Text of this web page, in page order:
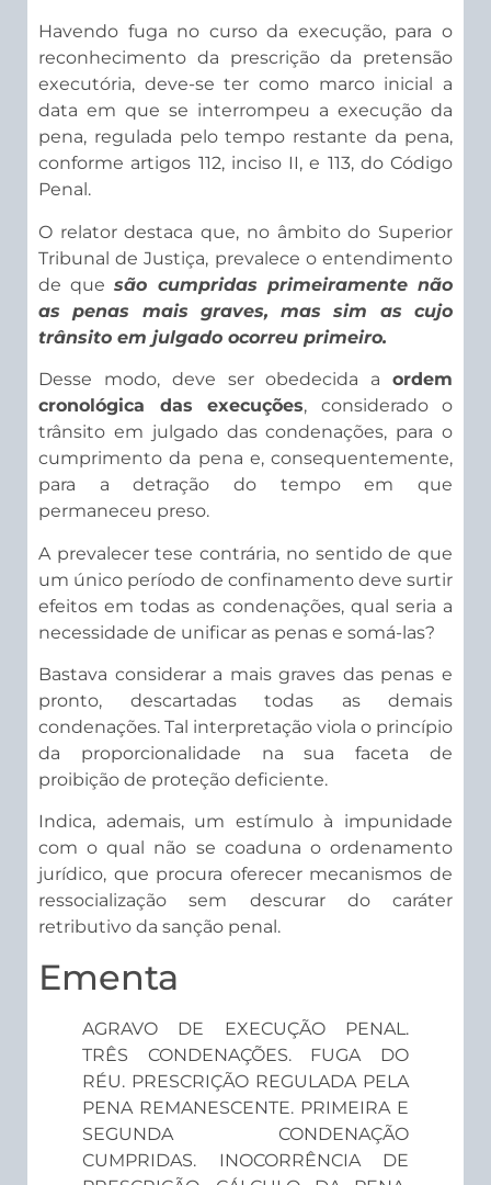
Havendo fuga no curso da execução, para o
reconhecimento da prescrição da pretensão
executória, deve-se ter como marco inicial a
data em que se interrompeu a execução da
pena, regulada pelo tempo restante da pena,
conforme artigos 112, inciso II, e 113, do Código
Penal.
O relator destaca que, no âmbito do Superior
Tribunal de Justiça, prevalece o entendimento
de quesão cumpridas primeiramente não
as penas mais graves, mas sim as cujo
trânsito em julgado ocorreu primeiro.
Desse modo, deve ser obedecida a ordem
cronológica das execuções, considerado o
trânsito em julgado das condenações, para o
cumprimento da pena e, consequentemente,
para a detração do tempo em que
permaneceu preso.
A prevalecer tese contrária, no sentido de que
um único período de confinamento deve surtir
efeitos em todas as condenações, qual seria a
necessidade de unificar as penas e somá-las?
Bastava considerar a mais graves das penas e
pronto, descartadas todas as demais
condenações. Tal interpretação viola o princípio
da proporcionalidade na sua faceta de
proibição de proteção deficiente.
Indica, ademais, um estímulo à impunidade
com o qual não se coaduna o ordenamento
jurídico, que procura oferecer mecanismos de
ressocialização sem descurar do caráter
retributivo da sanção penal.
Ementa
AGRAVO DE EXECUÇÃO PENAL.
TRÊS CONDENAÇÕES. FUGA DO
RÉU. PRESCRIÇÃO REGULADA PELA
PENA REMANESCENTE. PRIMEIRA E
SEGUNDA CONDENAÇÃO
CUMPRIDAS. INOCORRÊNCIA DE